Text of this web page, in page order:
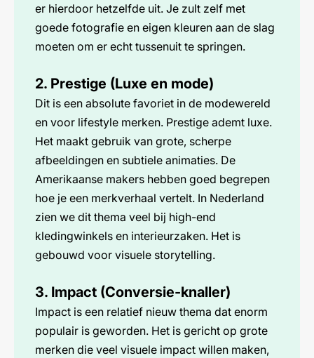
er hierdoor hetzelfde uit. Je zult zelf met
goede fotografie en eigen kleuren aan de slag
moeten om er echt tussenuit te springen.
2. Prestige (Luxe en mode)
Dit is een absolute favoriet in de modewereld
en voor lifestyle merken. Prestige ademt luxe.
Het maakt gebruik van grote, scherpe
afbeeldingen en subtiele animaties. De
Amerikaanse makers hebben goed begrepen
hoe je een merkverhaal vertelt. In Nederland
zien we dit thema veel bij high-end
kledingwinkels en interieurzaken. Het is
gebouwd voor visuele storytelling.
3. Impact (Conversie-knaller)
Impact is een relatief nieuw thema dat enorm
populair is geworden. Het is gericht op grote
merken die veel visuele impact willen maken,